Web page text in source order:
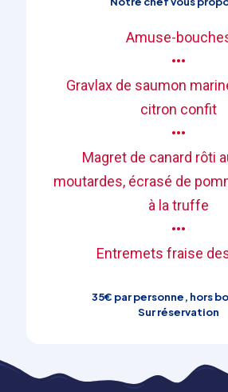
Amuse-
•••
Gravlax de saumon
citron confit
•••
Magret de canard rôti
moutardes, écrasé de
à la truffe
•••
Entremets fraise
35€ par personne, hors
Sur réservation